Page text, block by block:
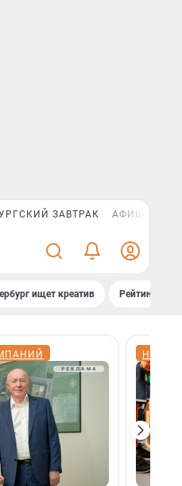
ЗАВТРАК АФИША PLUS
ищет креатив Рейтинги